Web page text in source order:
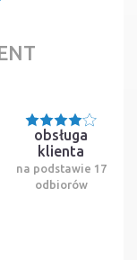
obsługa
klienta
na podstawie 17
odbiorów